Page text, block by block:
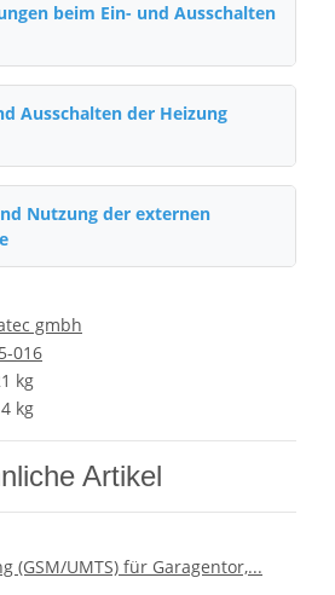
beim Ein- und Ausschalten
Ausschalten der Heizung
Nutzung der externen
gmbh
016
kg
kg
Artikel